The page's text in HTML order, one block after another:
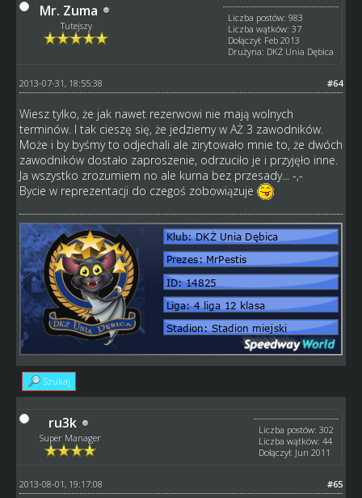
Mr. Zuma
Tutejszy
Liczba postów: 983
Liczba wątków: 37
Dołączył: Feb 2013
Drużyna: DKŻ Unia Dębica
#64
2013-07-31, 18:55:38
Wiesz tylko, że jak nawet rezerwowi nie mają wolnych
terminów. I tak cieszę się, że jedziemy w AŻ 3 zawodników.
Może i by byśmy to odjechali ale zirytowało mnie to, że dwóch
zawodników dostało zaproszenie, odrzuciło je i przyjęło inne.
Ja wszystko zrozumiem no ale kurna bez przesady... -,-
Bycie w reprezentacji do czegoś zobowiązuje
Szukaj
ru3k
Super Manager
Liczba postów: 302
Liczba wątków: 44
Dołączył: Jun 2011
#65
2013-08-01, 19:17:08